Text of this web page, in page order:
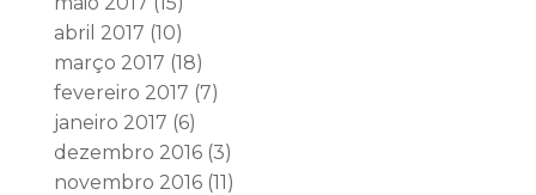
abril 2017 (10)
março 2017 (18)
fevereiro 2017 (7)
janeiro 2017 (6)
dezembro 2016(3)
novembro 2016(11)